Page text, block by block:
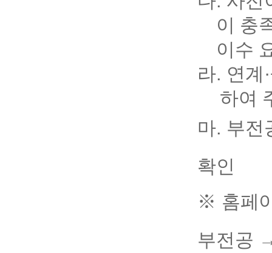
이 충
이수
라. 연계 ·
하여
마. 부전
확인
※ 홈페
부전공